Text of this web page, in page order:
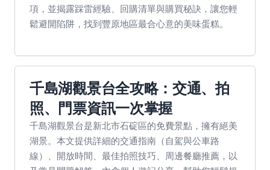
項，並揭露踩雷經驗、回購清單與購買秘訣，讓您輕
鬆避開陷阱，找到豐原地區最合心意的美味蛋糕。
千島湖觀景台全攻略：交通、拍
照、門票資訊一次掌握
千島湖觀景台是新北市石碇區的免費景點，擁有絕美
湖景。本文提供詳細的交通指南（自駕與公車路
線）、開放時間、最佳拍照技巧、周邊餐廳推薦，以